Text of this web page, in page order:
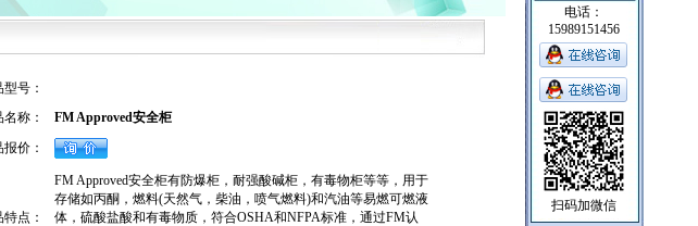
型号：
名称：
FM Approved安全柜
报价：
特点：
FM Approved安全柜有防爆柜，耐强酸碱柜，有毒物柜等等，用于
存储如丙酮，燃料(天然气，柴油，喷气燃料)和汽油等易燃可燃液
体，硫酸盐酸和有毒物质，符合OSHA和NFPA标准，通过FM认
电话：
15989151456
扫码加微信